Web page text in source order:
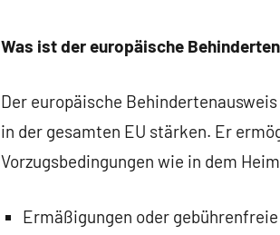
Was ist der europäische
Der europäische
in der gesamten EU stärken. Er
Vorzugsbedingungen wie in dem
Ermäßigungen oder